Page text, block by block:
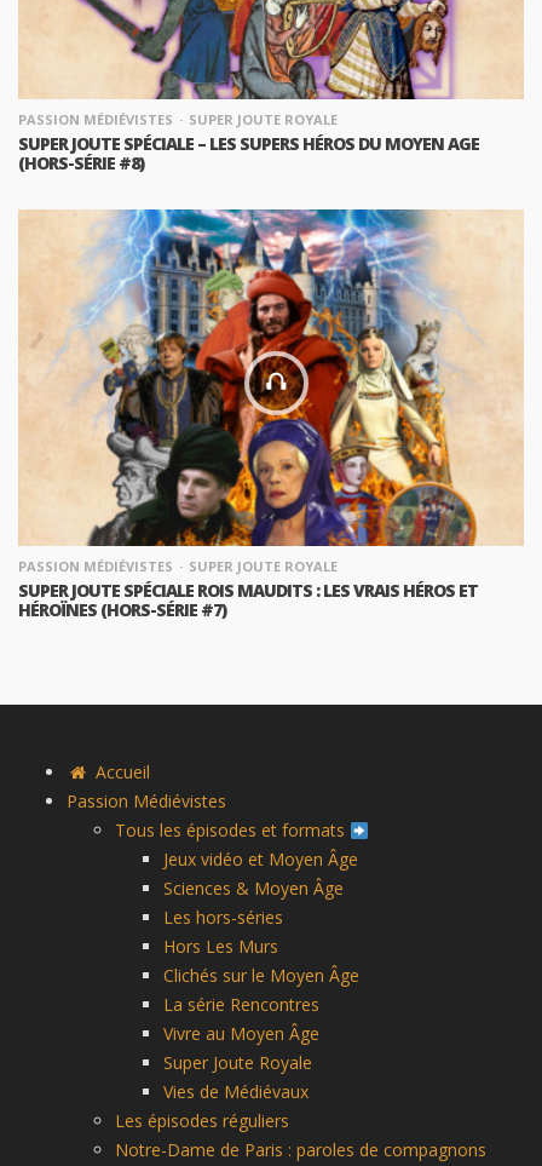
PASSION MÉDIÉVISTES SUPER JOUTE ROYALE
SUPER JOUTE SPÉCIALE – LES SUPERS HÉROS DU MOYEN AGE
(HORS-SÉRIE #8)
PASSION MÉDIÉVISTES SUPER JOUTE ROYALE
SUPER JOUTE SPÉCIALE ROIS MAUDITS : LES VRAIS HÉROS ET
HÉROÏNES (HORS-SÉRIE #7)
Accueil
Passion Médiévistes
Tous les épisodes et formats
Jeux vidéo et Moyen Âge
Sciences & Moyen Âge
Les hors-séries
Hors Les Murs
Clichés sur le Moyen Âge
La série Rencontres
Vivre au Moyen Âge
Super Joute Royale
Vies de Médiévaux
Les épisodes réguliers
Notre-Dame de Paris : paroles de compagnons